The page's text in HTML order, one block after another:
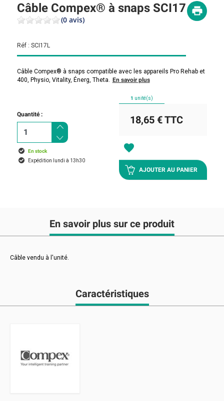
Câble Compex® à snaps SCI17
(0 avis)
Réf : SCI17L
Câble Compex® à snaps compatible avec les appareils Pro Rehab et
400, Physio, Vitality, Énerg, Theta.
En savoir plus
Quantité :
En stock
Expédition lundi à 13h30
1 unité(s)
18,65 €TTC
favorite
AJOUTER AU PANIER
En savoir plus sur ce produit
Câble vendu à l'unité.
Caractéristiques